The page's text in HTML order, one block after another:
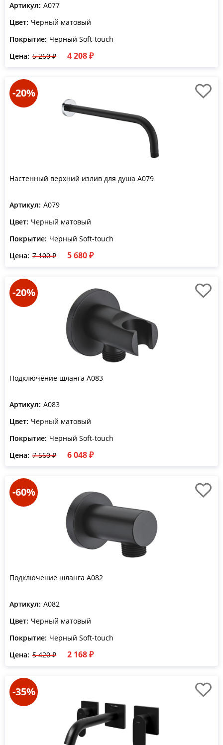
Артикул: A077
Цвет: Черный матовый
Покрытие: Черный Soft-touch
Цена: 5 260 ₽ 4 208 ₽
-20%
Настенный верхний излив для душа A079
Артикул: A079
Цвет: Черный матовый
Покрытие: Черный Soft-touch
Цена: 7 100 ₽ 5 680 ₽
-20%
Подключение шланга A083
Артикул: A083
Цвет: Черный матовый
Покрытие: Черный Soft-touch
Цена: 7 560 ₽ 6 048 ₽
-60%
Подключение шланга A082
Артикул: A082
Цвет: Черный матовый
Покрытие: Черный Soft-touch
Цена: 5 420 ₽ 2 168 ₽
-35%